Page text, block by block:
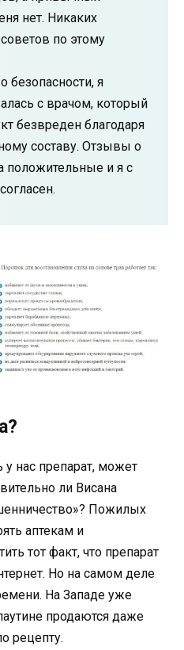
нет. Никаких
по этому
безопасности, я
с врачом, который
безвреден благодаря
составу. Отзывы о
положительные и я с
у нас препарат, может
ли Висана
Пожилых
аптекам и
тот факт, что препарат
Но на самом деле
На Западе уже
продаются даже
рецепту.